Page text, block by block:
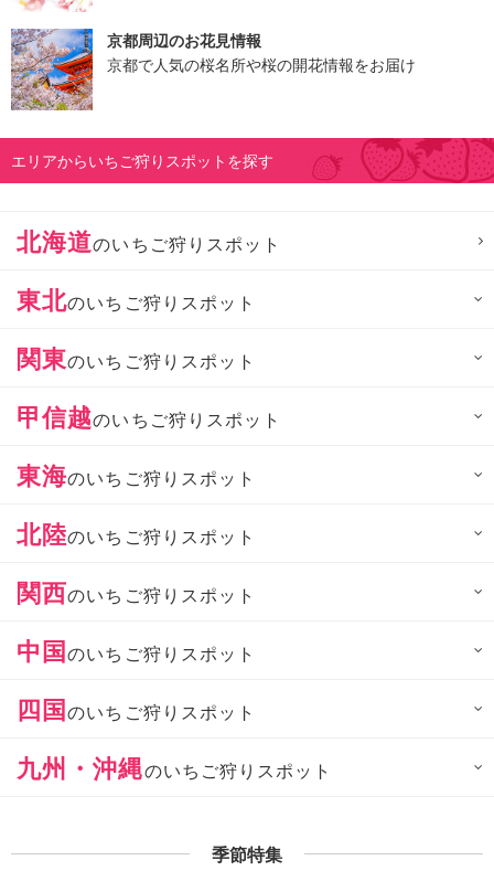
京都周辺のお花見情報
京都で人気の桜名所や桜の開花情報をお届け
エリアからいちご狩りスポットを探す
北海道のいちご狩りスポット
東北のいちご狩りスポット
関東のいちご狩りスポット
甲信越のいちご狩りスポット
東海のいちご狩りスポット
北陸のいちご狩りスポット
関西のいちご狩りスポット
中国のいちご狩りスポット
四国のいちご狩りスポット
九州・沖縄のいちご狩りスポット
季節特集